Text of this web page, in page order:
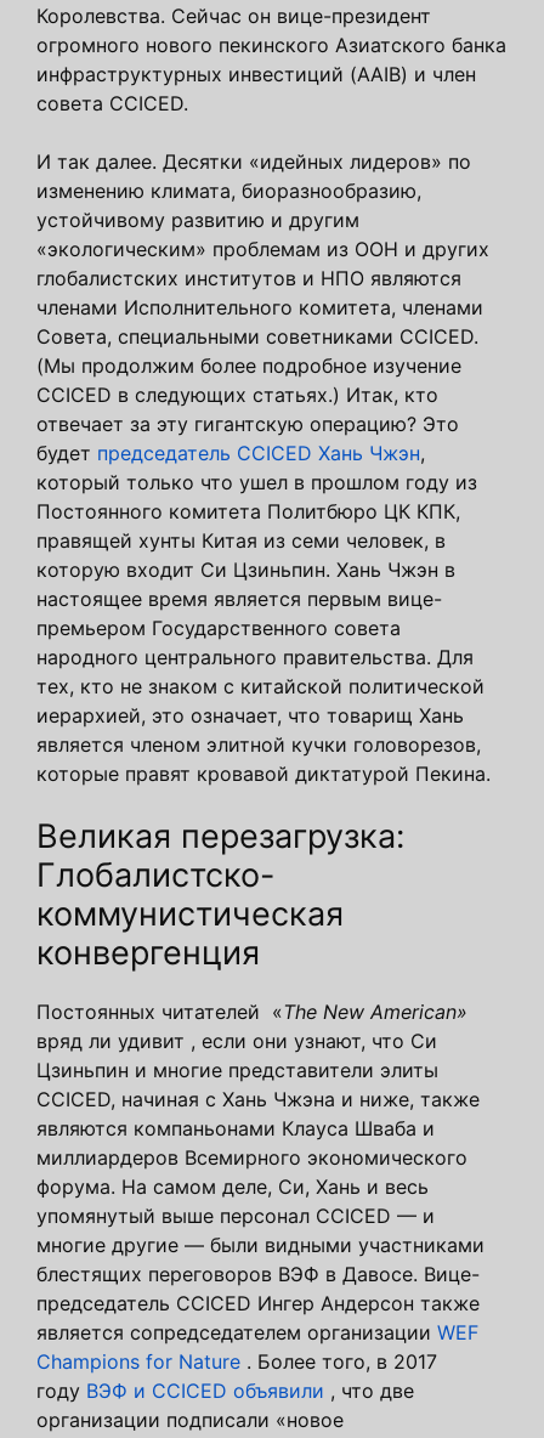
Королевства. Сейчас он вице-президент
огромного нового пекинского Азиатского банка
инфраструктурных инвестиций (AAIB) и член
совета CCICED.
И так далее. Десятки «идейных лидеров» по ​​
изменению климата, биоразнообразию,
устойчивому развитию и другим
«экологическим» проблемам из ООН и других
глобалистских институтов и НПО являются
членами Исполнительного комитета, членами
Совета, специальными советниками CCICED.
(Мы продолжим более подробное изучение
CCICED в следующих статьях.) Итак, кто
отвечает за эту гигантскую операцию? Это
будет председатель CCICED Хань Чжэн,
который только что ушел в прошлом году из
Постоянного комитета Политбюро ЦК КПК,
правящей хунты Китая из семи человек, в
которую входит Си Цзиньпин. Хань Чжэн в
настоящее время является первым вице-
премьером Государственного совета
народного центрального правительства. Для
тех, кто не знаком с китайской политической
иерархией, это означает, что товарищ Хань
является членом элитной кучки головорезов,
которые правят кровавой диктатурой Пекина.
Великая перезагрузка:
Глобалистско-
коммунистическая
конвергенция
Постоянных читателей «The New American»
вряд ли удивит , если они узнают, что Си
Цзиньпин и многие представители элиты
CCICED, начиная с Хань Чжэна и ниже, также
являются компаньонами Клауса Шваба и
миллиардеров Всемирного экономического
форума. На самом деле, Си, Хань и весь
упомянутый выше персонал CCICED — и
многие другие — были видными участниками
блестящих переговоров ВЭФ в Давосе. Вице-
председатель CCICED Ингер Андерсон также
является сопредседателем организации WEF
Champions for Nature . Более того, в 2017
году ВЭФ и CCICED объявили , что две
организации подписали «новое